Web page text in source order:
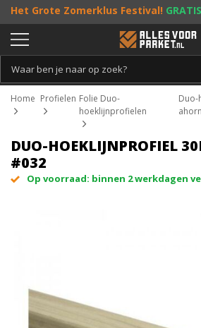
Het Grote Zomerklus Festival!
bestelling vanaf €25, entoffe acties!
Persoonlijk & gratis advies:013 - 207 00 01
Home Profielen Folie Duo-
hoeklijnprofielen
DUO-HOEKLIJNPROFIEL
#032
Op voorraad: binnen 2 werkdagen